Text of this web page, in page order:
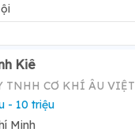
Kiê
TNHH CƠ KHÍ ÂU VIỆT
- 10 triệu
Minh